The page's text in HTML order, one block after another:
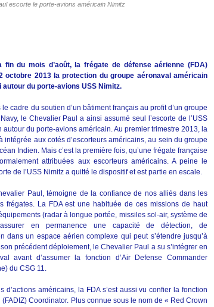
escorte le porte-avions américain Nimitz
fin du mois d’août, la frégate de défense aérienne (FDA)
octobre 2013 la protection du groupe aéronaval américain
du porte-avions USS Nimitz.
cadre du soutien d’un bâtiment français au profit d’un groupe
le Chevalier Paul a ainsi assumé seul l’escorte de l’USS
du porte-avions américain. Au premier trimestre 2013, la
intégrée aux cotés d’escorteurs américains, au sein du groupe
Indien. Mais c’est la première fois, qu’une frégate française
attribuées aux escorteurs américains. A peine le
de l’USS Nimitz a quitté le dispositif et est partie en escale.
Paul, témoigne de la confiance de nos alliés dans les
frégates. La FDA est une habituée de ces missions de haut
(radar à longue portée, missiles sol-air, système de
en permanence une capacité de détection, de
dans un espace aérien complexe qui peut s’étendre jusqu’à
précédent déploiement, le Chevalier Paul a su s’intégrer en
avant d’assumer la fonction d’Air Defense Commander
du CSG 11.
d’actions américains, la FDA s’est aussi vu confier la fonction
Coordinator. Plus connue sous le nom de « Red Crown